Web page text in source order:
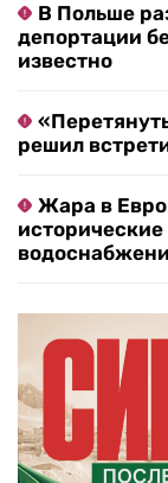
В Польше
депортации
известно
решил
Жара в